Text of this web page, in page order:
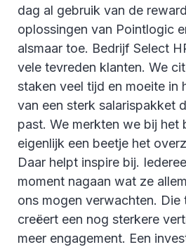
dag al gebruik van de
oplossingen van Pointlogic
alsmaar toe. Bedrijf Select
vele tevreden klanten. We
staken veel tijd en moeite in
van een sterk salarispakket
past. We merkten we bij het
eigenlijk een beetje het
Daar helpt inspire bij.
moment nagaan wat ze
ons mogen verwachten. Die
creëert een nog sterkere
meer engagement. Een